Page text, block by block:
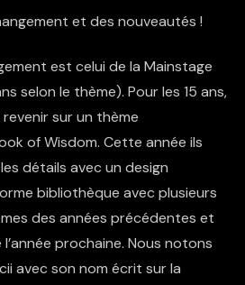
et des nouveautés !
est celui de la Mainstage
selon le thème). Pour les 15 ans,
sur un thème
of Wisdom. Cette année ils
détails avec un design
bibliothèque avec plusieurs
des années précédentes et
prochaine. Nous notons
avec son nom écrit sur la